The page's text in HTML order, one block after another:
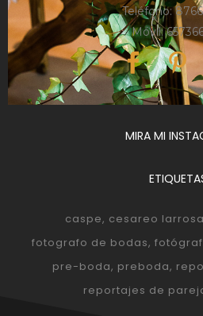
Teléfono:
Móvil:
MIRA MI
caspe cesareo larrosa
fotografo de bodas
pre-boda preboda
reportajes de